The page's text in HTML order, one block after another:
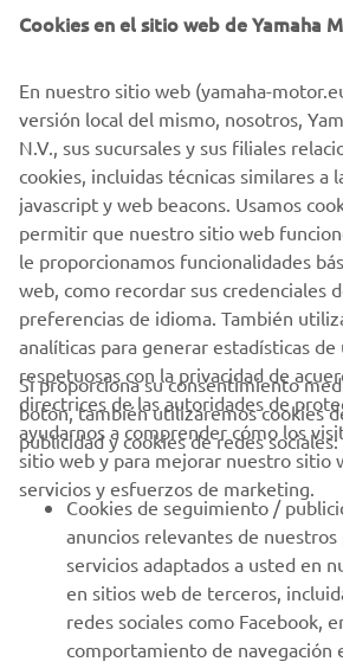
Cookies en el sitio web de Yamaha
En nuestro sitio web (yamaha-
versión local del mismo, nosotros,
N.V., sus sucursales y sus filiales
cookies, incluidas técnicas similares a
javascript y web beacons. Usamos
permitir que nuestro sitio web
le proporcionamos funcionalidades
web, como recordar sus credenciales
preferencias de idioma. También
analíticas para generar estadísticas de
respetuosas con la privacidad de
directrices de las autoridades de
ayudarnos a comprender cómo los
sitio web y para mejorar nuestro sitio
servicios y esfuerzos de marketing.
Si proporciona su consentimiento
botón, también utilizaremos cookies
publicidad y cookies de redes sociales:
Cookies de seguimiento /
anuncios relevantes de
servicios adaptados a usted en
en sitios web de terceros,
redes sociales como Facebook,
comportamiento de navegación